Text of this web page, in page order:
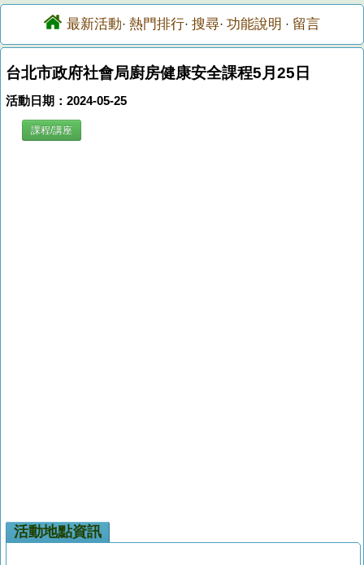
最新活動· 熱門排行· 搜尋· 功能說明 · 留言
台北市政府社會局廚房健康安全課程5月25日
活動日期：2024-05-25
課程/講座
活動地點資訊